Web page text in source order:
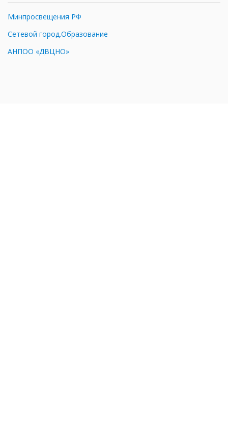
Минпросвещения РФ
Сетевой город.Образование
АНПОО «ДВЦНО»